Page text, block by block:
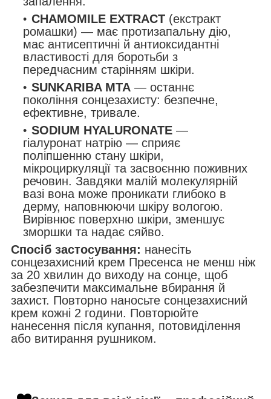
CHAMOMILE EXTRACT (екстракт
ромашки) — має протизапальну дію,
має антисептичні й антиоксидантні
властивості для боротьби з
передчасним старінням шкіри.
SUNKARIBA MTA — останнє
покоління сонцезахисту: безпечне,
ефективне, тривале.
SODIUM HYALURONATE —
гіалуронат натрію — сприяє
поліпшенню стану шкіри,
мікроциркуляції та засвоєнню поживних
речовин. Завдяки малій молекулярній
вазі вона може проникати глибоко в
дерму, наповнюючи шкіру вологою.
Вирівнює поверхню шкіри, зменшує
зморшки та надає сяйво.
Спосіб застосування: нанесіть
сонцезахисний крем Пресенса не менш ніж
за 20 хвилин до виходу на сонце, щоб
забезпечити максимальне вбирання й
захист. Повторно наносьте сонцезахисний
крем кожні 2 години. Повторюйте
нанесення після купання, потовиділення
або витирання рушником.